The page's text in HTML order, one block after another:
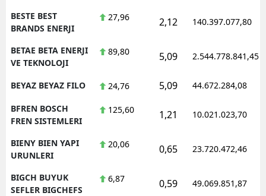
BESTE BEST
BRANDS ENERJI
27,96 2,12 140.397.077,80
BETAE BETA ENERJI
VE TEKNOLOJI
89,80 5,09 2.544.778.841,45
BEYAZ BEYAZ FILO 24,76 5,09 44.672.284,08
BFREN BOSCH
FREN SISTEMLERI
125,60 1,21 10.021.023,70
BIENY BIEN YAPI
URUNLERI
20,06 0,65 23.720.472,46
BIGCH BUYUK
SEFLER BIGCHEFS
6,87 0,59 49.069.851,87